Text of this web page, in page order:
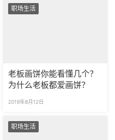
职场生活
老板画饼你能看懂几个？
为什么老板都爱画饼？
2019年8月12日
职场生活